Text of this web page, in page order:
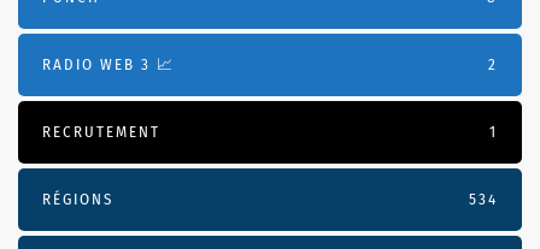
RADIO WEB 3 📈 2
RECRUTEMENT 1
RÉGIONS 534